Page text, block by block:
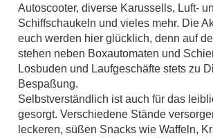
Autoscooter, diverse Karussells, Luft-
Schiffschaukeln und vieles mehr. Die
euch werden hier glücklich, denn auf
stehen neben Boxautomaten und
Losbuden und Laufgeschäfte stets zu
Bespaßung.
Selbstverständlich ist auch für das
gesorgt. Verschiedene Stände
leckeren, süßen Snacks wie Waffeln,